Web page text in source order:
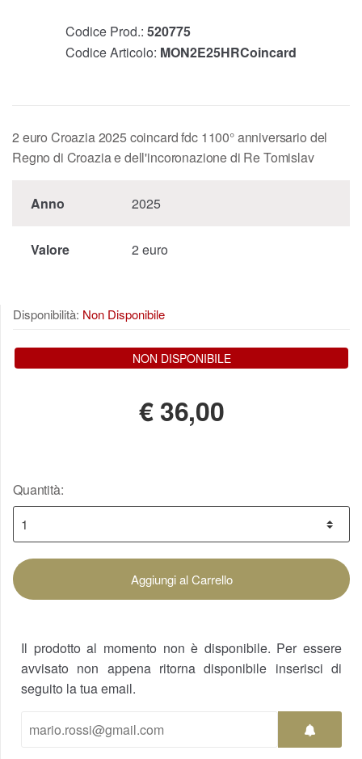
Codice Prod.: 520775
Codice Articolo: MON2E25HRCoincard
2 euro Croazia 2025 coincard fdc 1100° anniversario del
Regno di Croazia e dell'incoronazione di Re Tomislav
Anno 2025
Valore 2 euro
Disponibilità: Non Disponibile
NON DISPONIBILE
€36,00
Quantità:
Aggiungi al Carrello
Il prodotto al momento non è disponibile. Per essere
avvisato non appena ritorna disponibile inserisci di
seguito la tua email.